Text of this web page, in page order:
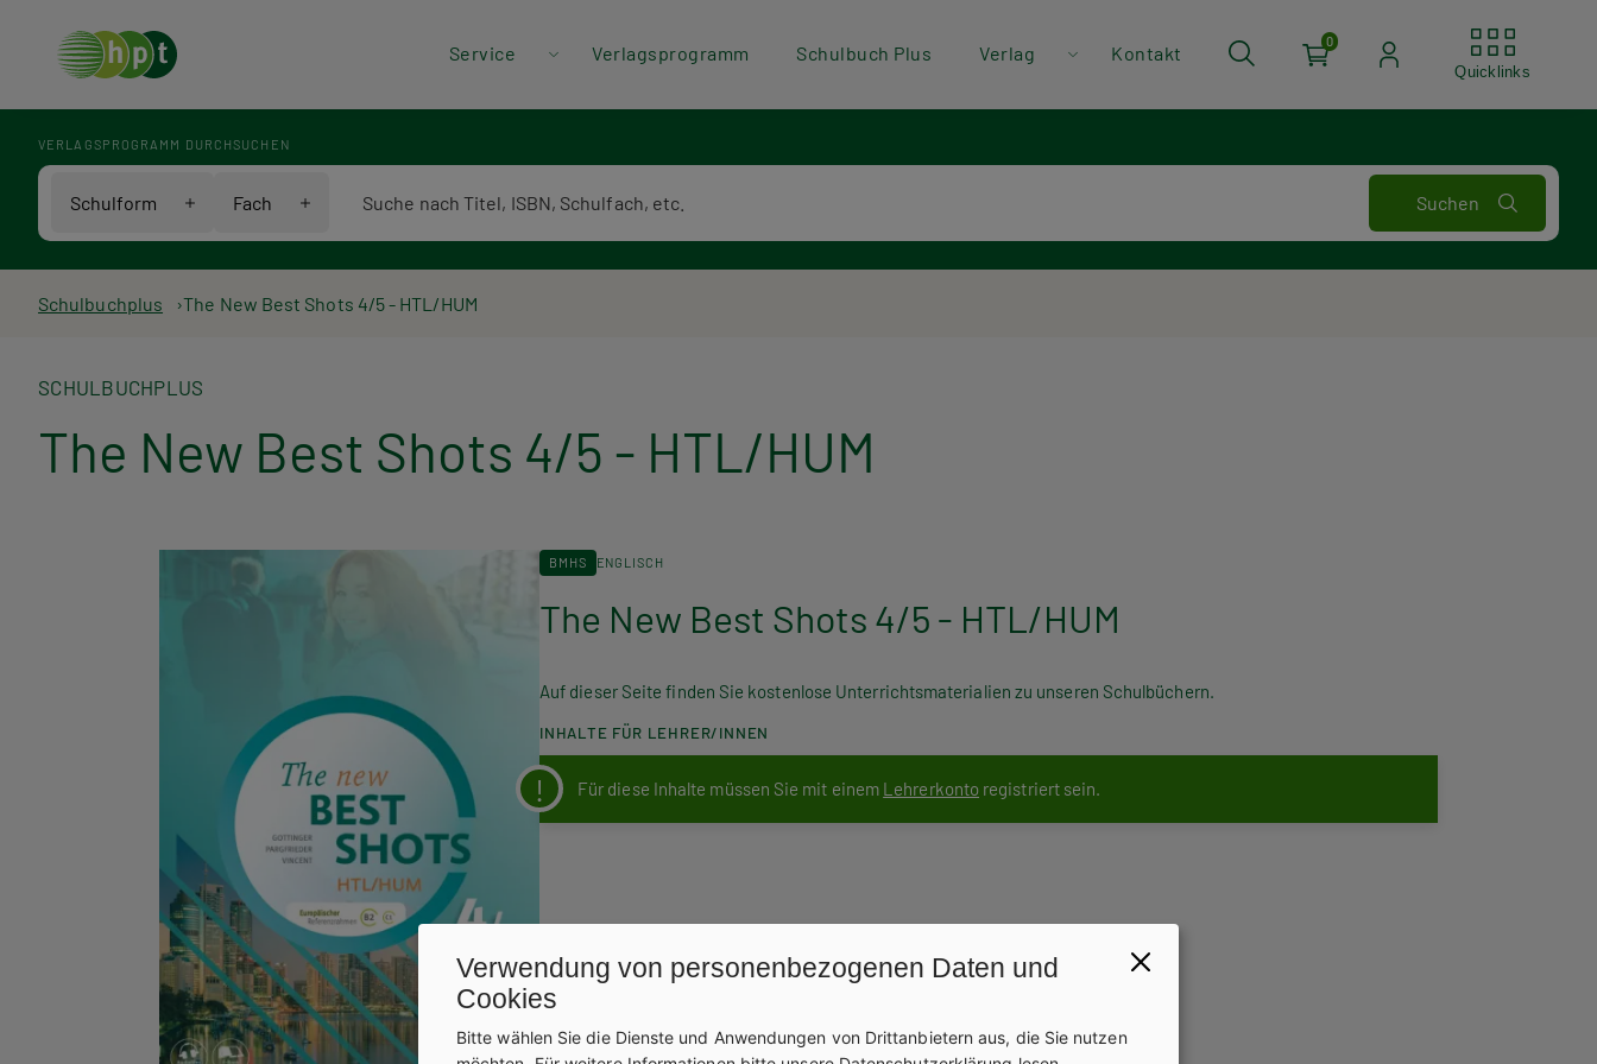
Header
Menü
Service Verlagsprogramm Schulbuch Plus Verlag Kontakt
0
Quicklinks
VERLAGSPROGRAMM DURCHSUCHEN
Schulform Fach
Pfadnavigation
Schulbuchplus The New Best Shots 4/5 - HTL/HUM
SCHULBUCHPLUS
The New Best Shots 4/5 - HTL/HUM
BMHS ENGLISCH
The New Best Shots 4/5 - HTL/HUM
Auf dieser Seite finden Sie kostenlose Unterrichtsmaterialien zu unseren Schulbüchern.
INHALTE FÜR LEHRER/INNEN
Für diese Inhalte müssen Sie mit einem Lehrerkonto registriert sein.
Verwendung von personenbezogenen Daten und
Cookies
Bitte wählen Sie die Dienste und Anwendungen von Drittanbietern aus, die Sie nutzen